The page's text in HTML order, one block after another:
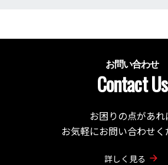
お問い合わせ
Contact Us
お困りの点があれ
お気軽にお問い合わせく
詳しく見る